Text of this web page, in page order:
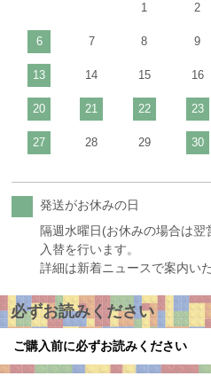
1 2
6 7 8 9
13 14 15 16
20 21 22 23
27 28 29 30
発送がお休みの日
隔週水曜日(お休みの場合は
入替を行います。
詳細は新着ニュースで案内い
必ずお読みください
ご購入前に必ずお読みください